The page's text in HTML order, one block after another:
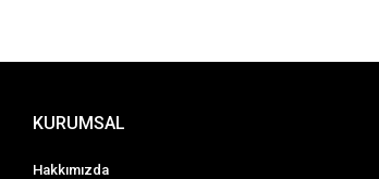
KURUMSAL
Hakkımızda